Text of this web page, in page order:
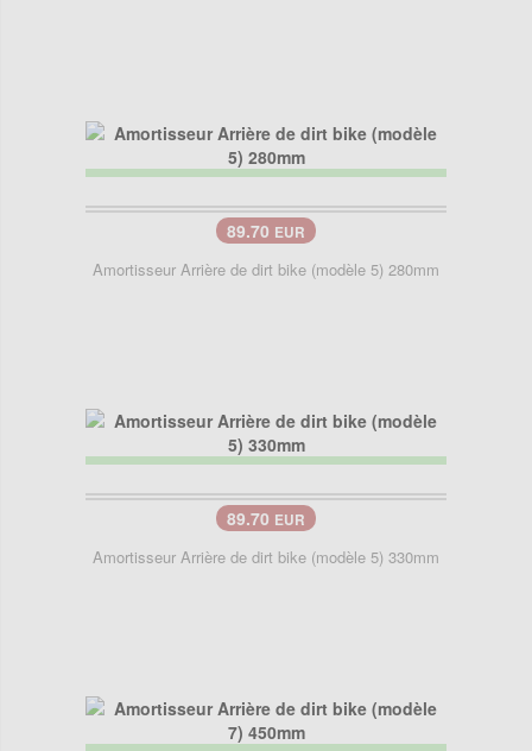
89.70 EUR
Amortisseur Arrière de dirt bike (modèle 5) 280mm
89.70 EUR
Amortisseur Arrière de dirt bike (modèle 5) 330mm